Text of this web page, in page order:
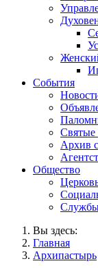
События
Архив
Общество
Вы здесь:
Главная
Архипастырь